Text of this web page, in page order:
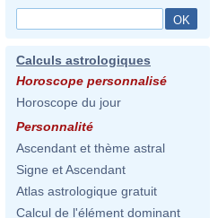
Calculs astrologiques
Horoscope personnalisé
Horoscope du jour
Personnalité
Ascendant et thème astral
Signe et Ascendant
Atlas astrologique gratuit
Calcul de l'élément dominant